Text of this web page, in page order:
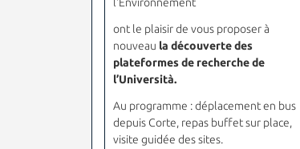
ont le plaisir de vous proposer à
nouveau la découverte des
plateformes de recherche de
l’Università.
Au programme : déplacement en bus
depuis Corte, repas buffet sur place,
visite guidée des sites.